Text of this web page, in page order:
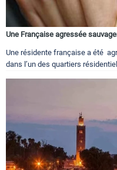
Une Française agressée
Une résidente française a été
dans l’un des quartiers